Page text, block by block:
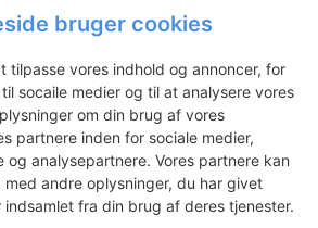
bruger cookies
tilpasse vores indhold og annoncer, for
socaile medier og til at analysere vores
om din brug af vores
partnere inden for sociale medier,
og analysepartnere. Vores partnere kan
andre oplysninger, du har givet
indsamlet fra din brug af deres tjenester.